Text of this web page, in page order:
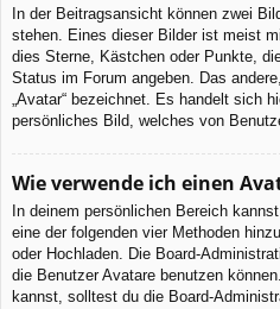
In der Beitragsansicht können zwei
stehen. Eines dieser Bilder ist meist
dies Sterne, Kästchen oder Punkte,
Status im Forum angeben. Das
„Avatar“ bezeichnet. Es handelt sich
persönliches Bild, welches von
Wie verwende ich einen
In deinem persönlichen Bereich
eine der folgenden vier Methoden
oder Hochladen. Die Board-
die Benutzer Avatare benutzen
kannst, solltest du die Board-